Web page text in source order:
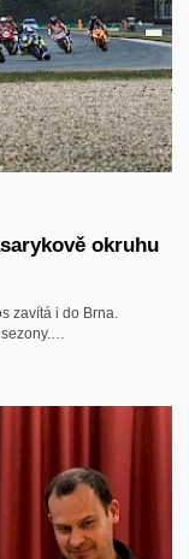
okruhu
zavítá i do Brna.